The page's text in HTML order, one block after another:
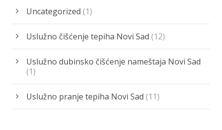
Uncategorized (1)
Uslužno čišćenje tepiha Novi Sad (12)
Uslužno dubinsko čišćenje nameštaja Novi Sad
(1)
Uslužno pranje tepiha Novi Sad (11)